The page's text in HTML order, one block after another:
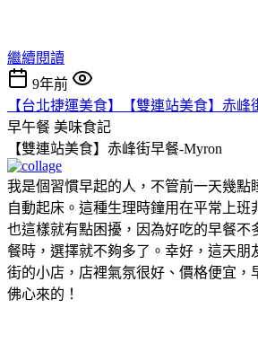
繼續閱讀
9年前
【台北捷運美食】【雙連站美食】赤峰
早午餐 美味食記
【雙連站美食】赤峰街早餐-Myron
我是個習慣早起的人，不管前一天幾點
自動起床。這種生理時鐘用在平常上班
也這樣就有點困擾，因為好吃的早餐不
餐時，選擇就不夠多了。幸好，這天朋
街的小店，店裡氣氛很好、價格便宜，
佛心來的！